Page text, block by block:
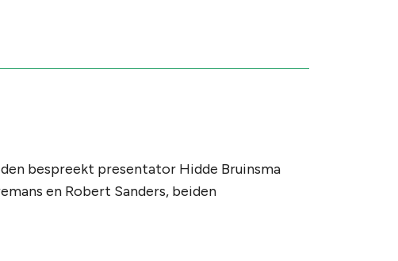
bespreekt presentator Hidde Bruinsma
en Robert Sanders, beiden